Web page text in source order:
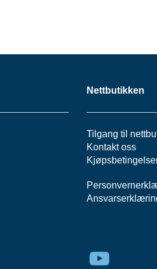
Nettbutikken
Tilgang til
Kontakt oss